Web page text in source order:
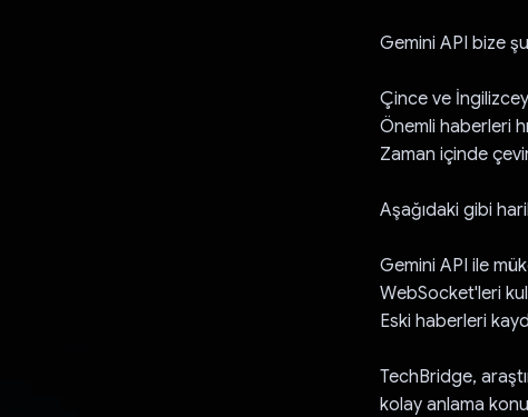
Gemini API bize
Çince ve
Önemli haberleri
Zaman içinde
Aşağıdaki gibi
Gemini API ile
WebSocket'leri
Eski haberleri
TechBridge,
kolay anlama